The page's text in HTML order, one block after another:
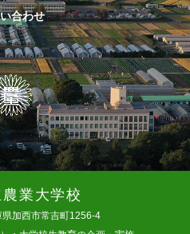
合わせ
業大学校
加西市常吉町1256-4